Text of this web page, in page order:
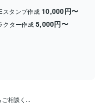
スタンプ作成 10,000円〜
クター作成 5,000円〜
相談く...